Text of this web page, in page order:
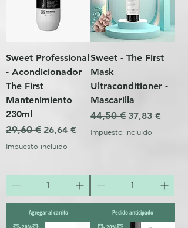
Sweet Professional
- Acondicionador
The First
Mantenimiento
230ml
Precio
29,60 € Precio de oferta
26,64 €
Impuesto incluido
Agregar al carrito
Sweet - The First
Mask
Ultraconditioner -
Mascarilla
Precio
44,50 € Precio de
37,83 €
Impuesto incluido
Pedido anticipado